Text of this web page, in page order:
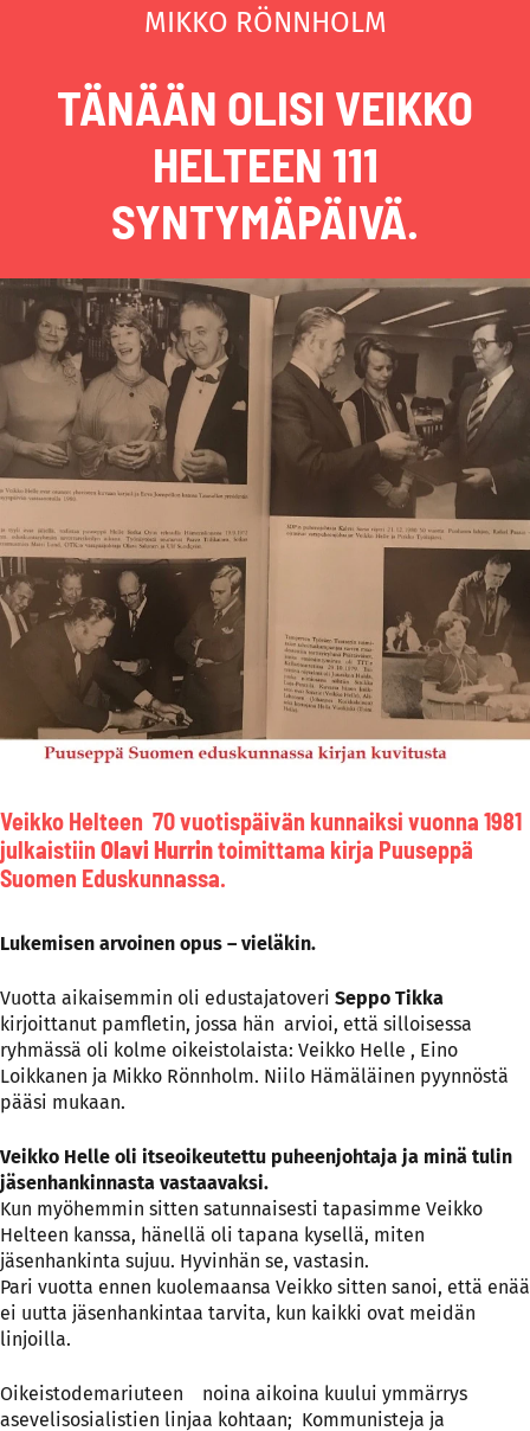
MIKKO RÖNNHOLM
TÄNÄÄN OLISI VEIKKO
HELTEEN 111
SYNTYMÄPÄIVÄ.
Veikko Helteen 70 vuotispäivän kunnaiksi vuonna 1981
julkaistiin Olavi Hurrintoimittama kirja Puuseppä
Suomen Eduskunnassa.
Lukemisen arvoinen opus – vieläkin.
Vuotta aikaisemmin oli edustajatoveri Seppo Tikka
kirjoittanut pamfletin, jossa hän arvioi, että silloisessa
ryhmässä oli kolme oikeistolaista: Veikko Helle , Eino
Loikkanen ja Mikko Rönnholm. Niilo Hämäläinen pyynnöstä
pääsi mukaan.
Veikko Helle oli itseoikeutettu puheenjohtaja ja minä tulin
jäsenhankinnasta vastaavaksi.
Kun myöhemmin sitten satunnaisesti tapasimme Veikko
Helteen kanssa, hänellä oli tapana kysellä, miten
jäsenhankinta sujuu. Hyvinhän se, vastasin.
Pari vuotta ennen kuolemaansa Veikko sitten sanoi, että enää
ei uutta jäsenhankintaa tarvita, kun kaikki ovat meidän
linjoilla.
Oikeistodemariuteen noina aikoina kuului ymmärrys
asevelisosialistien linjaa kohtaan; Kommunisteja ja